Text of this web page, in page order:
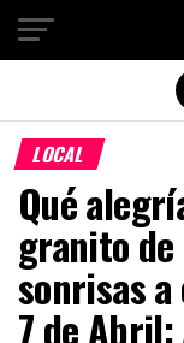
LOCAL
Qué
granito
sonrisas
7 de